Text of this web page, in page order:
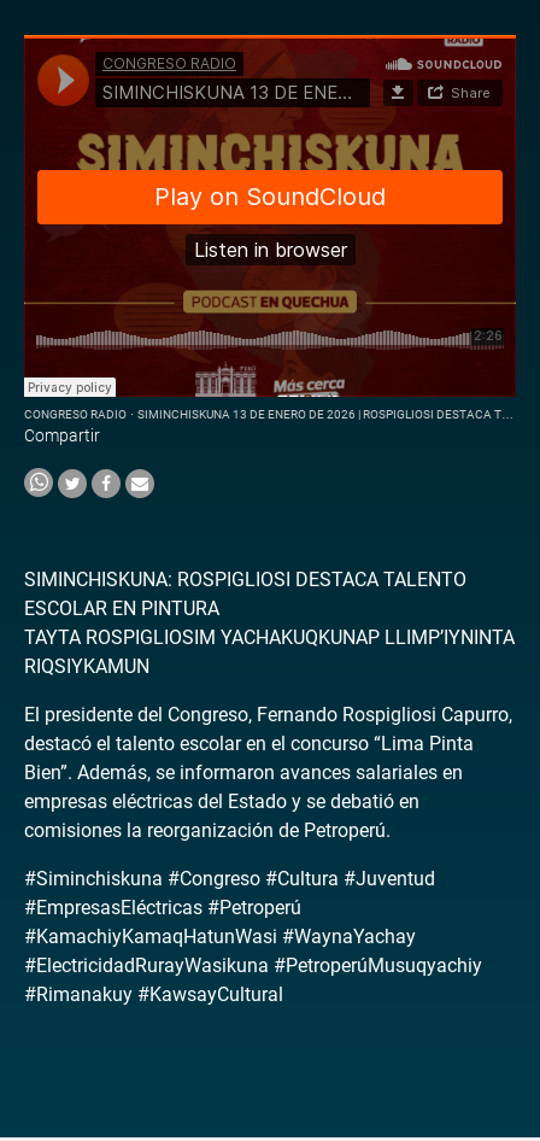
CONGRESO RADIO · SIMINCHISKUNA 13 DE ENERO DE 2026 | ROSPIGLIOSI DESTACA TALENTO ESCOLAR EN PINTURA
Compartir
SIMINCHISKUNA: ROSPIGLIOSI DESTACA TALENTO
ESCOLAR EN PINTURA
TAYTA ROSPIGLIOSIM YACHAKUQKUNAP LLIMP’IYNINTA
RIQSIYKAMUN
El presidente del Congreso, Fernando Rospigliosi Capurro,
destacó el talento escolar en el concurso “Lima Pinta
Bien”. Además, se informaron avances salariales en
empresas eléctricas del Estado y se debatió en
comisiones la reorganización de Petroperú.
#Siminchiskuna #Congreso #Cultura #Juventud
#EmpresasEléctricas #Petroperú
#KamachiyKamaqHatunWasi #WaynaYachay
#ElectricidadRurayWasikuna #PetroperúMusuqyachiy
#Rimanakuy #KawsayCultural